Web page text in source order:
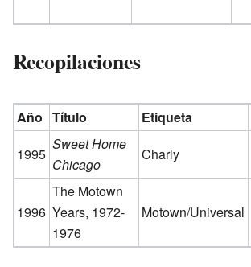
Recopilaciones
Año Título Etiqueta
1995
Sweet Home
Chicago
Charly
1996
The Motown
Years, 1972-
1976
Motown/Universal